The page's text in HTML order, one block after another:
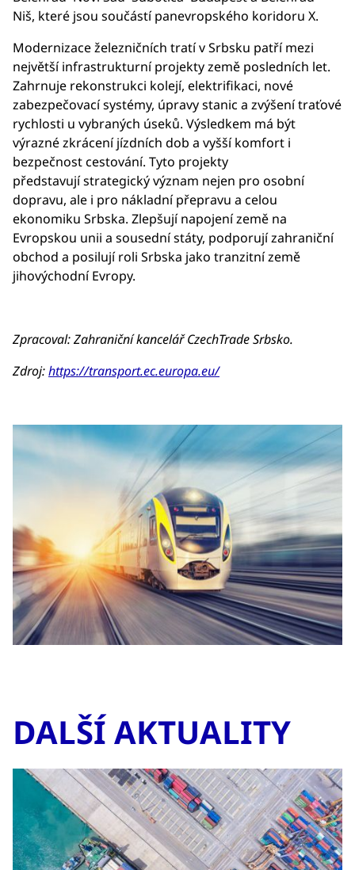
Niš, které jsou součástí panevropského koridoru X.
Modernizace železničních tratí v Srbsku patří mezi
největší infrastrukturní projekty země posledních let.
Zahrnuje rekonstrukci kolejí, elektrifikaci, nové
zabezpečovací systémy, úpravy stanic a zvýšení traťové
rychlosti u vybraných úseků. Výsledkem má být
výrazné zkrácení jízdních dob a vyšší komfort i
bezpečnost cestování. Tyto projekty
představují strategický význam nejen pro osobní
dopravu, ale i pro nákladní přepravu a celou
ekonomiku Srbska. Zlepšují napojení země na
Evropskou unii a sousední státy, podporují zahraniční
obchod a posilují roli Srbska jako tranzitní země
jihovýchodní Evropy.
Zpracoval: Zahraniční kancelář CzechTrade Srbsko.
Zdroj:https://transport.ec.europa.eu/
DALŠÍ AKTUALITY